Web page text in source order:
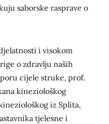
saborske rasprave o
i visokom
o zdravlju naših
cijele struke, prof.
kineziološkog
iz Splita,
tjelesne i